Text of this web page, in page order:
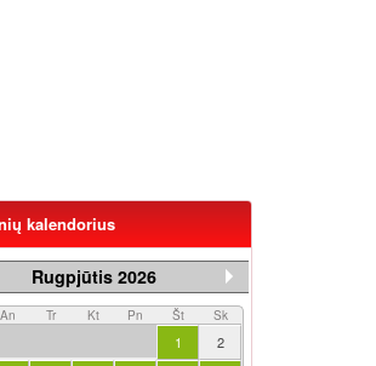
kalendorius
Rugpjūtis 2026
An Tr Kt Pn Št Sk
1
2